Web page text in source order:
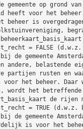
gemeente op grond
heeft voor het
beheer is
= FALSE
de gemeente
andere, belastende
partijen rusten en
het beheer. Daar
wordt het
de rijen
= TRUE
de gemeente
is voor het